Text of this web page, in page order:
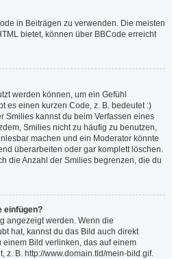
in Beiträgen zu verwenden. Die meisten
bietet, können über BBCode erreicht
werden können, um ein Gefühl
es einen kurzen Code, z. B. bedeutet :)
Smilies kannst du beim Verfassen eines
Smilies nicht zu häufig zu benutzen,
machen und ein Moderator könnte
überarbeiten oder gar komplett löschen.
die Anzahl der Smilies begrenzen, die du
einfügen?
angezeigt werden. Wenn die
hat, kannst du das Bild auch direkt
einem Bild verlinken, das auf einem
z. B. http://www.domain.tld/mein-bild.gif.